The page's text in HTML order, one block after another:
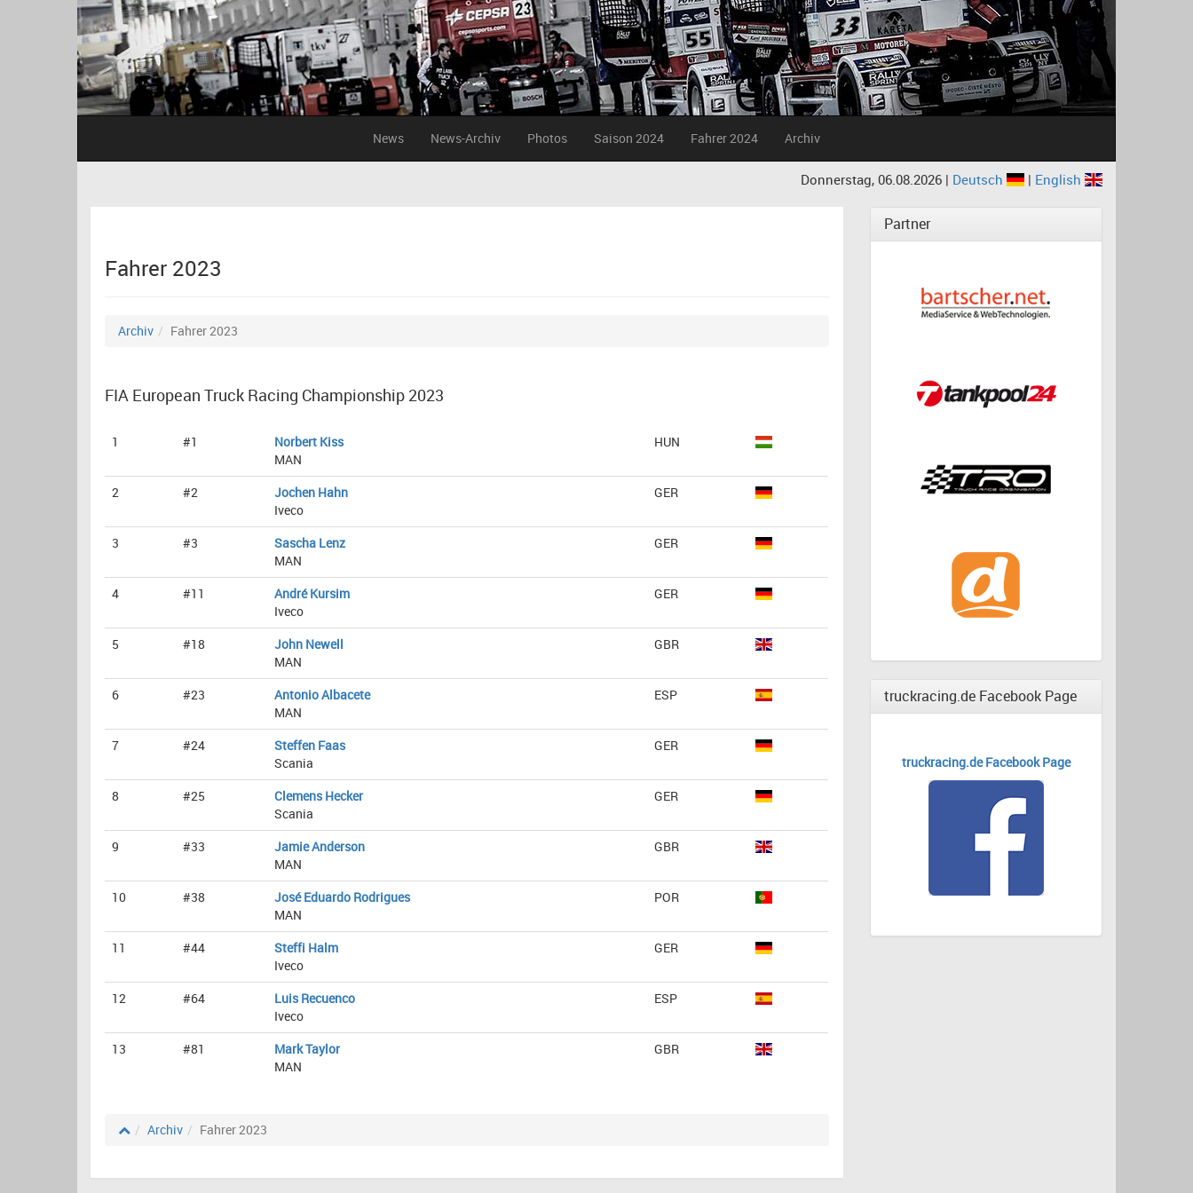
News News-Archiv Photos Saison 2024 Fahrer 2024 Archiv
Donnerstag, 06.08.2026 | Deutsch | English
Fahrer 2023
Archiv Fahrer 2023
FIA European Truck Racing Championship 2023
1 #1
Norbert Kiss
MAN
HUN
2 #2
Jochen Hahn
Iveco
GER
3 #3
Sascha Lenz
MAN
GER
4 #11
André Kursim
Iveco
GER
5 #18
John Newell
MAN
GBR
6 #23
Antonio Albacete
MAN
ESP
7 #24
Steffen Faas
Scania
GER
8 #25
Clemens Hecker
Scania
GER
9 #33
Jamie Anderson
MAN
GBR
10 #38
José Eduardo Rodrigues
MAN
POR
11 #44
Steffi Halm
Iveco
GER
12 #64
Luis Recuenco
Iveco
ESP
13 #81
Mark Taylor
MAN
GBR
Archiv Fahrer 2023
Partner
truckracing.de Facebook Page
truckracing.de Facebook Page